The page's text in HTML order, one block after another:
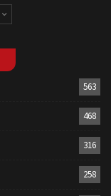
563
468
316
258